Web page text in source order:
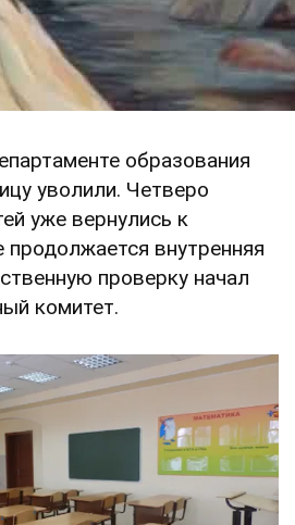
образования
уволили. Четверо
уже вернулись к
внутренняя
проверку начал
комитет.